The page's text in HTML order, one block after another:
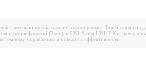
нужна и какие задачи решает Топ-6 сервисов
и расшифровкой Changan UNI-S или UNI-T Как
управлению и повысить эффективность